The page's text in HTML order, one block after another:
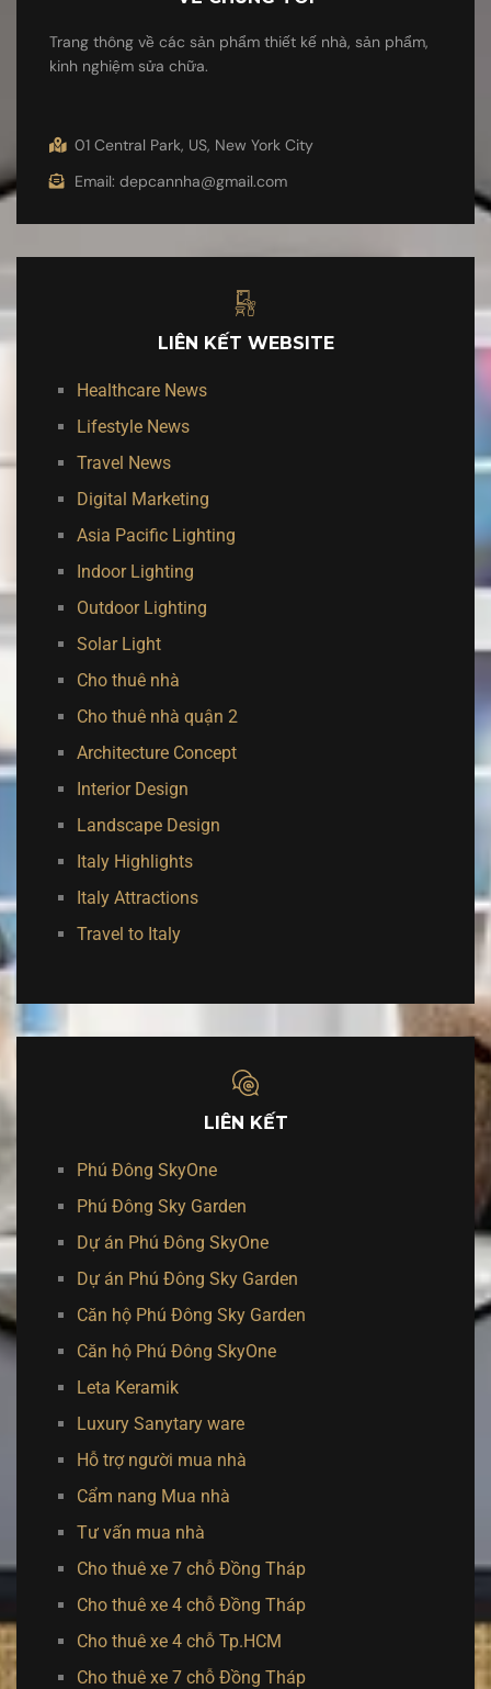
Trang thông về các sản phẩm thiết kế nhà, sản phẩm,
kinh nghiệm sửa chữa.
01 Central Park, US, New York City
Email: depcannha@gmail.com
LIÊN KẾT WEBSITE
Healthcare News
Lifestyle News
Travel News
Digital Marketing
Asia Pacific Lighting
Indoor Lighting
Outdoor Lighting
Solar Light
Cho thuê nhà
Cho thuê nhà quận 2
Architecture Concept
Interior Design
Landscape Design
Italy Highlights
Italy Attractions
Travel to Italy
LIÊN KẾT
Phú Đông SkyOne
Phú Đông Sky Garden
Dự án Phú Đông SkyOne
Dự án Phú Đông Sky Garden
Căn hộ Phú Đông Sky Garden
Căn hộ Phú Đông SkyOne
Leta Keramik
Luxury Sanytary ware
Hỗ trợ người mua nhà
Cẩm nang Mua nhà
Tư vấn mua nhà
Cho thuê xe 7 chỗ Đồng Tháp
Cho thuê xe 4 chỗ Đồng Tháp
Cho thuê xe 4 chỗ Tp.HCM
Cho thuê xe 7 chỗ Đồng Tháp